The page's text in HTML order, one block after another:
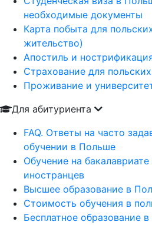
необходимые документы
Карта побыта для
жительство)
Апостиль и
Страхование для
Проживание и
Для абитуриента
FAQ. Ответы на часто
обучении в Польше
Обучение на
иностранцев
Высшее образование в
Стоимость обучения в
Бесплатное образование